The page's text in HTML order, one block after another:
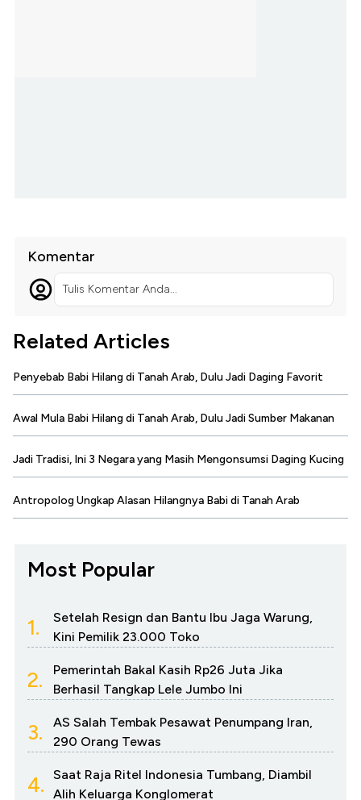
Komentar
Tulis Komentar Anda...
Related Articles
Penyebab Babi Hilang di Tanah Arab, Dulu Jadi Daging Favorit
Awal Mula Babi Hilang di Tanah Arab, Dulu Jadi Sumber Makanan
Jadi Tradisi, Ini 3 Negara yang Masih Mengonsumsi Daging Kucing
Antropolog Ungkap Alasan Hilangnya Babi di Tanah Arab
Most Popular
1.
Setelah Resign dan Bantu Ibu Jaga Warung,
Kini Pemilik 23.000 Toko
2.
Pemerintah Bakal Kasih Rp26 Juta Jika
Berhasil Tangkap Lele Jumbo Ini
3.
AS Salah Tembak Pesawat Penumpang Iran,
290 Orang Tewas
4.
Saat Raja Ritel Indonesia Tumbang, Diambil
Alih Keluarga Konglomerat